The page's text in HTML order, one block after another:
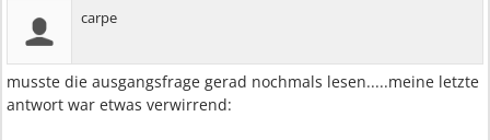
carpe
musste die ausgangsfrage gerad nochmals lesen.....meine letzte
antwort war etwas verwirrend: